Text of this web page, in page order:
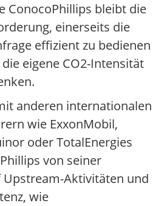
ConocoPhillips bleibt die
einerseits die
effizient zu bedienen
eigene CO2-Intensität
anderen internationalen
wie ExxonMobil,
oder TotalEnergies
von seiner
Upstream-Aktivitäten und
wie